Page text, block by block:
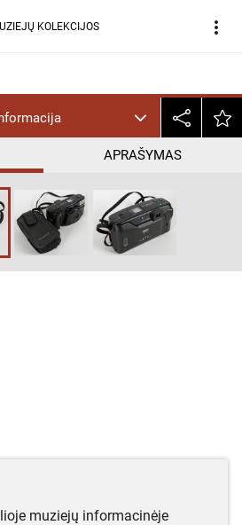
KOLEKCIJOS more_vert
APRAŠYMAS
muziejų informacinėje